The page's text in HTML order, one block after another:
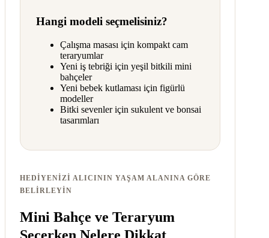
Hangi modeli seçmelisiniz?
Çalışma masası için kompakt cam
teraryumlar
Yeni iş tebriği için yeşil bitkili mini
bahçeler
Yeni bebek kutlaması için figürlü
modeller
Bitki sevenler için sukulent ve bonsai
tasarımları
HEDIYENIZI ALICININ YAŞAM ALANINA GÖRE
BELIRLEYIN
Mini Bahçe ve Teraryum